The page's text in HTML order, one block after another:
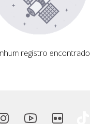
registro encontrado
registro encontrado